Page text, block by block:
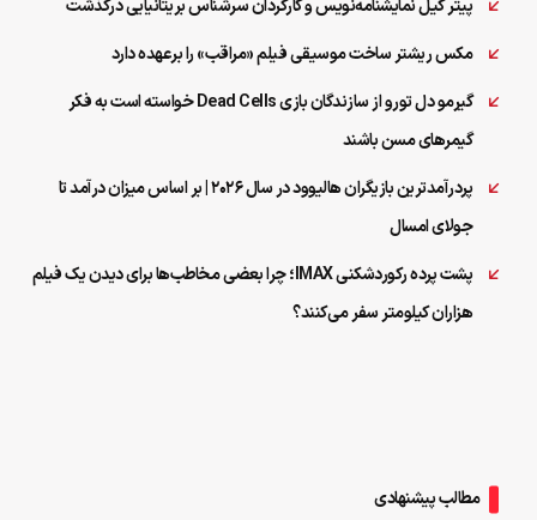
پیتر گیل نمایشنامه‌نویس و کارگردان سرشناس بریتانیایی درگذشت
مکس ریشتر ساخت موسیقی فیلم «مراقب» را برعهده دارد
گیرمو دل تورو از سازندگان بازی Dead Cells خواسته است به فکر
گیمرهای مسن باشند
پردرآمدترین بازیگران هالیوود در سال 2026 | بر اساس میزان درآمد تا
جولای امسال
پشت پرده رکوردشکنی IMAX؛ چرا بعضی مخاطب‌ها برای دیدن یک فیلم
هزاران کیلومتر سفر می‌کنند؟
مطالب پیشنهادی